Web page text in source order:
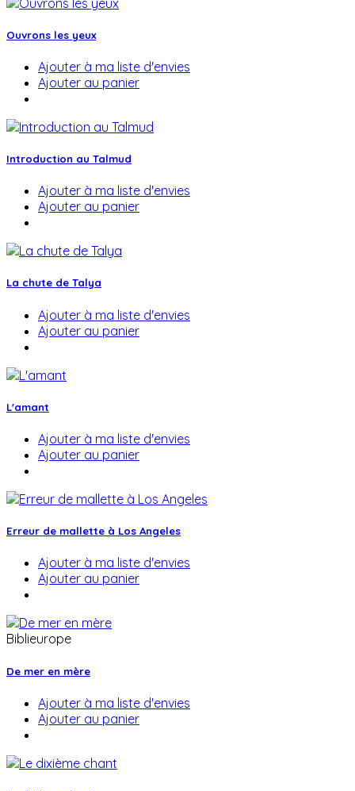
Ouvrons les yeux
Ajouter à ma liste d'envies
Ajouter au panier
Introduction au Talmud
Ajouter à ma liste d'envies
Ajouter au panier
La chute de Talya
Ajouter à ma liste d'envies
Ajouter au panier
L'amant
Ajouter à ma liste d'envies
Ajouter au panier
Erreur de mallette à Los Angeles
Ajouter à ma liste d'envies
Ajouter au panier
Biblieurope
De mer en mère
Ajouter à ma liste d'envies
Ajouter au panier